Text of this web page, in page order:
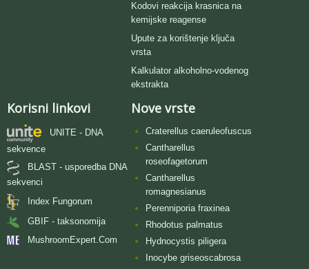
Kodovi reakcija krasnica na
kemijske reagense
Upute za korištenje ključa
vrsta
Kalkulator alkoholno-vodenog
ekstrakta
Korisni linkovi
UNITE - DNA
sekvence
BLAST - usporedba DNA
sekvenci
Index Fungorum
GBIF - taksonomija
MushroomExpert.Com
Nove vrste
Craterellus caeruleofuscus
Cantharellus
roseofagetorum
Cantharellus
romagnesianus
Perenniporia fraxinea
Rhodotus palmatus
Hydnocystis piligera
Inocybe griseoscabrosa